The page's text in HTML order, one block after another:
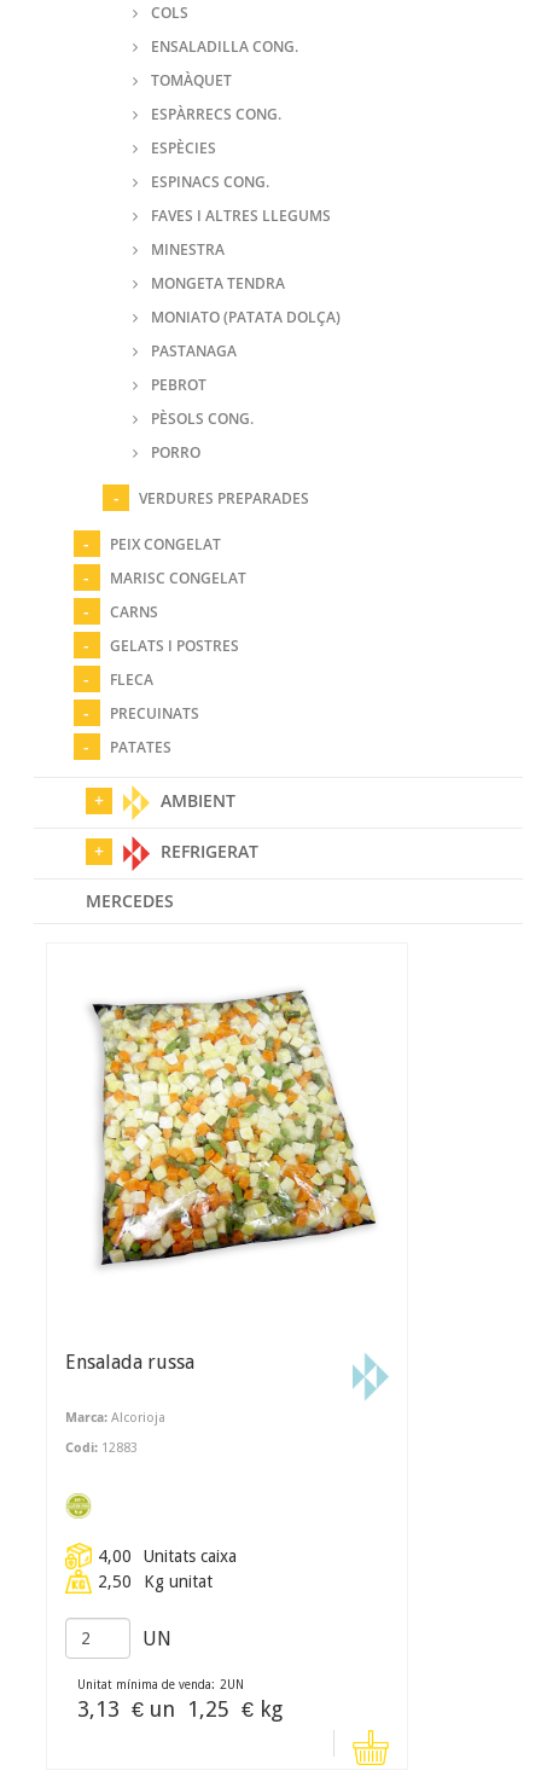
COLS
ENSALADILLA CONG.
TOMÀQUET
ESPÀRRECS CONG.
ESPÈCIES
ESPINACS CONG.
FAVES I ALTRES LLEGUMS
MINESTRA
MONGETA TENDRA
MONIATO (PATATA DOLÇA)
PASTANAGA
PEBROT
PÈSOLS CONG.
PORRO
VERDURES PREPARADES
PEIX CONGELAT
MARISC CONGELAT
CARNS
GELATS I POSTRES
FLECA
PRECUINATS
PATATES
AMBIENT
REFRIGERAT
MERCEDES
Ensalada russa
Marca: Alcorioja
Codi: 12883
4,00
Unitats caixa
2,50
Kg unitat
UN
Unitat mínima de venda: 2UN
3,13 € un 1,25 € kg